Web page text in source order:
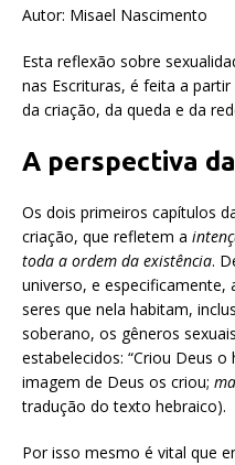
Autor: Misael Nascimento
Esta reflexão sobre
nas Escrituras, é feita a
da criação, da queda e da
A perspectiva
Os dois primeiros capítulos
criação, que refletem a
toda a ordem da existência.
universo, e
seres que nela habitam,
soberano, os gêneros
estabelecidos: “Criou Deus
imagem de Deus os criou;
tradução do texto hebraico).
Por isso mesmo é vital que